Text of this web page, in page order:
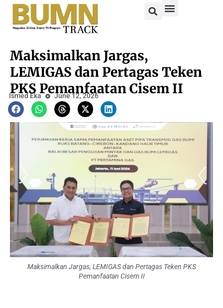
Maksimalkan Jargas,
LEMIGAS dan Pertagas Teken
PKS Pemanfaatan Cisem II
Ismed Eka June 12, 2026
Maksimalkan Jargas, LEMIGAS dan Pertagas Teken PKS
Pemanfaatan Cisem II